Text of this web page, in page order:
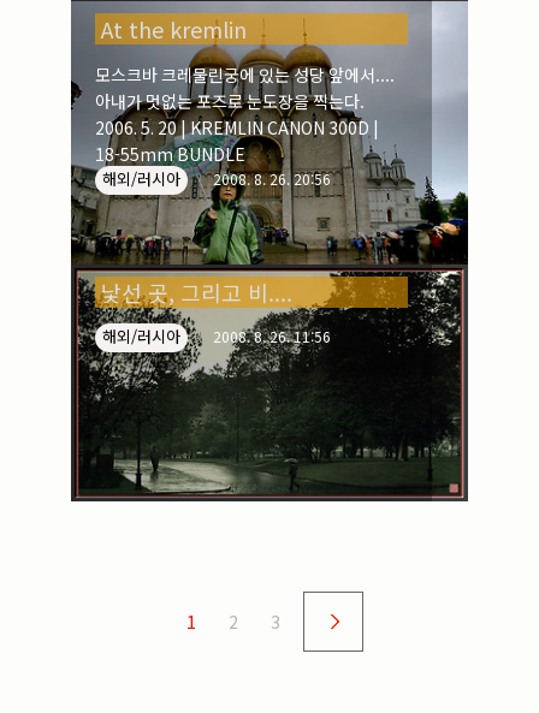
At the kremlin
모스크바 크레물린궁에 있는 성당 앞에서....
아내가 멋없는 포즈로 눈도장을 찍는다.
2006. 5. 20 | KREMLIN CANON 300D |
18-55mm BUNDLE
해외/러시아 2008. 8. 26. 20:56
낯선 곳, 그리고 비....
해외/러시아 2008. 8. 26. 11:56
1 2 3